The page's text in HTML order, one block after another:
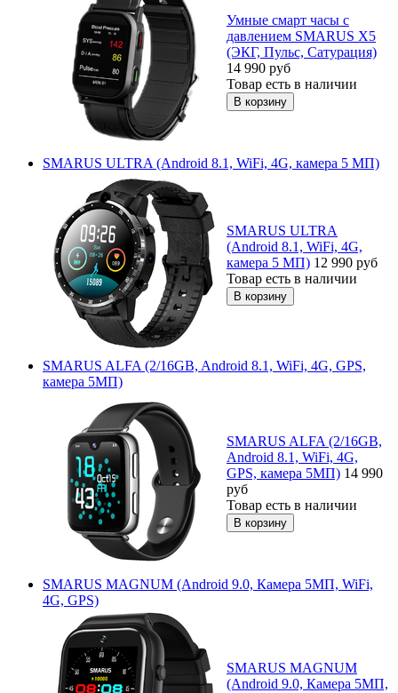
Умные смарт часы с
давлением SMARUS X5
(ЭКГ, Пульс, Сатурация)
14 990 руб
Товар есть в наличии
SMARUS ULTRA (Android 8.1, WiFi, 4G, камера 5 МП)
SMARUS ULTRA
(Android 8.1, WiFi, 4G,
камера 5 МП) 12 990 руб
Товар есть в наличии
SMARUS ALFA (2/16GB, Android 8.1, WiFi, 4G, GPS,
камера 5МП)
SMARUS ALFA (2/16GB,
Android 8.1, WiFi, 4G,
GPS, камера 5МП) 14 990
руб
Товар есть в наличии
SMARUS MAGNUM (Android 9.0, Камера 5МП, WiFi,
4G, GPS)
SMARUS MAGNUM
(Android 9.0, Камера 5МП,